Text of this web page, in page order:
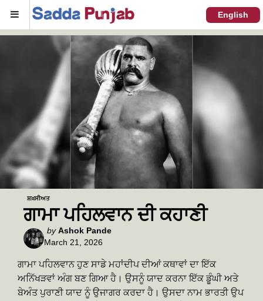
Menu English
ਸ਼ਖ਼ਸੀਅਤ
ਗਾਮਾ ਪਹਿਲਵਾਨ ਦੀ ਕਹਾਣੀ
Posted
by
by Ashok Pande
March 21, 2026
ਗਾਮਾ ਪਹਿਲਵਾਨ ਹੁਣ ਸਾਡੇ ਮਹਾਂਦੀਪ ਦੀਆਂ ਕਥਾਵਾਂ ਦਾ ਇੱਕ
ਅਨਿੱਖੜਵਾਂ ਅੰਗ ਬਣ ਗਿਆ ਹੈ। ਉਸਨੂੰ ਯਾਦ ਕਰਨਾ ਇੱਕ ਡੂੰਘੀ ਅਤੇ
ਬੇਅੰਤ ਪੁਰਾਣੀ ਯਾਦ ਨੂੰ ਉਜਾਗਰ ਕਰਦਾ ਹੈ। ਉਸਦਾ ਨਾਮ ਭਾਰਤੀ ਉਪ